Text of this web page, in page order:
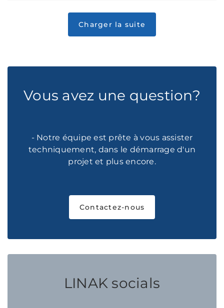
Vous avez une question?
- Notre équipe est prête à vous assister
techniquement, dans le démarrage d'un
projet et plus encore.
Contactez-nous
LINAK socials